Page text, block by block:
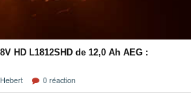
HD L1812SHD de 12,0 Ah AEG :
0 réaction